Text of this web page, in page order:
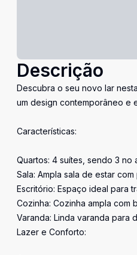
Descrição
Descubra o seu novo lar
um design contemporâneo e
Características:
Quartos: 4 suítes, sendo 3
Sala: Ampla sala de estar
Escritório: Espaço ideal para
Cozinha: Cozinha ampla com
Varanda: Linda varanda para
Lazer e Conforto: